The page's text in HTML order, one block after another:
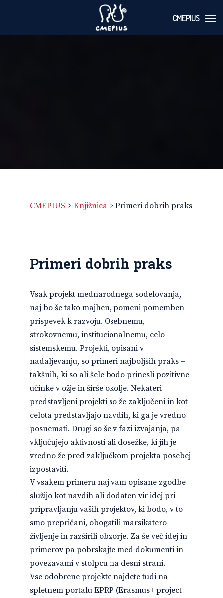
CMEPIUS > Knjižnica > Primeri dobrih praks
Primeri dobrih praks
Vsak projekt mednarodnega sodelovanja,
naj bo še tako majhen, pomeni pomemben
prispevek k razvoju. Osebnemu,
strokovnemu, institucionalnemu, celo
sistemskemu. Projekti, opisani v
nadaljevanju, so primeri najboljših praks –
takšnih, ki so ali šele bodo prinesli pozitivne
učinke v ožje in širše okolje. Nekateri
predstavljeni projekti so že zaključeni in kot
celota predstavljajo navdih, ki ga je vredno
posnemati. Drugi so še v fazi izvajanja, pa
vključujejo aktivnosti ali dosežke, ki jih je
vredno že pred zaključkom projekta posebej
izpostaviti.
V vsakem primeru naj vam opisane zgodbe
služijo kot navdih ali dodaten vir idej pri
pripravljanju vaših projektov, ki bodo, v to
smo prepričani, obogatili marsikatero
življenje in razširili obzorje. Za še več idej in
primerov pa pobrskajte med dokumenti in
povezavami v stolpcu na desni strani.
Vse odobrene projekte najdete tudi na
spletnem portalu EPRP (Erasmus+ project
CMEPIUS